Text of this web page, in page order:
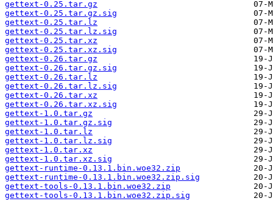
gettext-0.25.tar.gz
gettext-0.25.tar.gz.sig
gettext-0.25.tar.lz
gettext-0.25.tar.lz.sig
gettext-0.25.tar.xz
gettext-0.25.tar.xz.sig
gettext-0.26.tar.gz
gettext-0.26.tar.gz.sig
gettext-0.26.tar.lz
gettext-0.26.tar.lz.sig
gettext-0.26.tar.xz
gettext-0.26.tar.xz.sig
gettext-1.0.tar.gz
gettext-1.0.tar.gz.sig
gettext-1.0.tar.lz
gettext-1.0.tar.lz.sig
gettext-1.0.tar.xz
gettext-1.0.tar.xz.sig
gettext-runtime-0.13.1.bin.woe32.zip
gettext-runtime-0.13.1.bin.woe32.zip.sig
gettext-tools-0.13.1.bin.woe32.zip
gettext-tools-0.13.1.bin.woe32.zip.sig